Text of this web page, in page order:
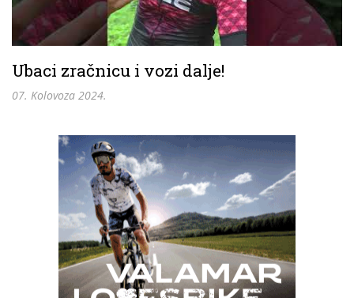
Ubaci zračnicu i vozi dalje!
07. Kolovoza 2024.